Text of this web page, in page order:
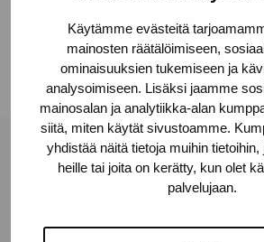
Käytämme evästeitä
mainosten räätälöimiseen,
ominaisuuksien tukemiseen ja
analysoimiseen. Lisäksi jaamme
mainosalan ja analytiikka-alan
siitä, miten käytät sivustoamme.
yhdistää näitä tietoja muihin tietoihin,
heille tai joita on kerätty, kun olet
palvelujaan.
Linkedin
Stiftelsen Pro
Gustav Wasas gata 11